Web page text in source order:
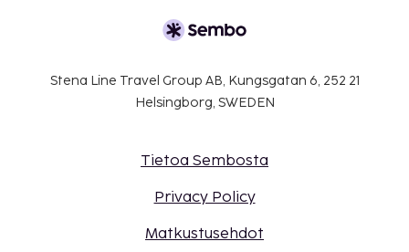
Stena Line Travel Group AB, Kungsgatan 6, 252 21
Helsingborg, SWEDEN
Tietoa Sembosta
Privacy Policy
Matkustusehdot